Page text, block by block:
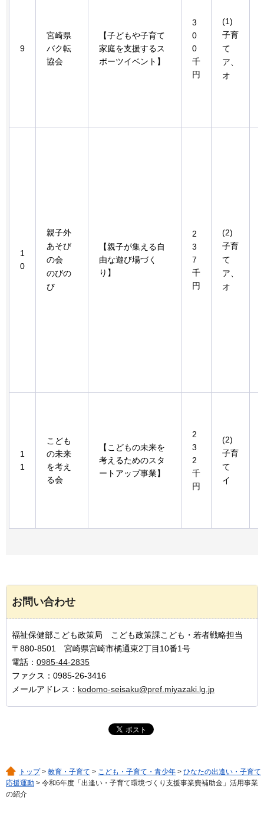
9
宮崎県
バク転
協会
【子どもや子育て
家庭を支援するス
ポーツイベント】
3
0
0
千
円
(1)
子育
て
ア、
オ
1
0
親子外
あそび
の会
のびの
び
【親子が集える自
由な遊び場づく
り】
2
3
7
千
円
(2)
子育
て
ア、
オ
1
1
こども
の未来
を考え
る会
【こどもの未来を
考えるためのスタ
ートアップ事業】
2
3
2
千
円
(2)
子育
て
イ
お問い合わせ
福祉保健部こども政策局 こども政策課こども・若者戦略担当
〒880-8501 宮崎県宮崎市橘通東2丁目10番1号
電話： 0985-44-2835
ファクス：0985-26-3416
メールアドレス： kodomo-seisaku@pref.miyazaki.lg.jp
トップ> 教育・子育て > こども・子育て・青少年 > ひなたの出逢い・子育て
応援運動 > 令和6年度「出逢い・子育て環境づくり支援事業費補助金」活用事業
の紹介